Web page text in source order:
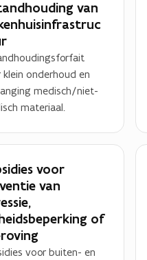
van
klein onderhoud en
medisch/niet-
materiaal.
voor
van
of
voor buiten- en